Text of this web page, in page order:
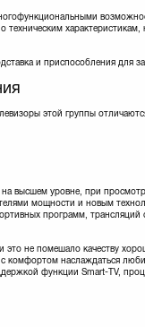
техническим
и приспособления для
этой группы
на высшем уровне, при
мощности и новым
программ,
не помешало качеству
с комфортом наслаждаться
функции Smart-TV,